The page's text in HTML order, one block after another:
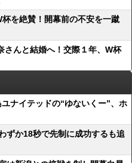
を絶賛！開幕前の不安を一蹴
さんと結婚へ！交際１年、W杯
ナイテッドの“ゆないくー”、ホ
ずか18秒で先制に成功するも追